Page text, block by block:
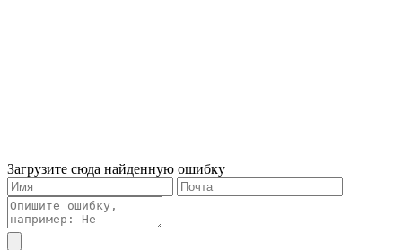
Загрузите сюда найденную ошибку